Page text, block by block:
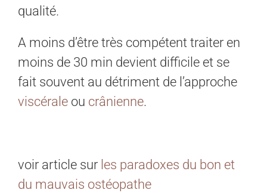
qualité.
A moins d’être très compétent traiter en
moins de 30 min devient difficile et se
fait souvent au détriment de l’approche
viscérale ou crânienne.
voir article sur les paradoxes du bon et
du mauvais ostéopathe